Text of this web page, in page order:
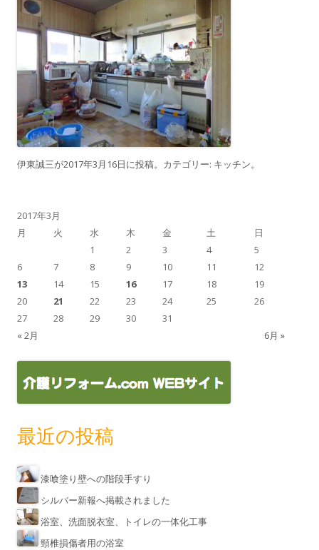
伊東誠三が2017年3月16日に投稿。カテゴリー: キッチン。
2017年3月
月
火 水 木 金 土 日
« 2月 6月 »
1 2 3 4
5
6
7 8 9 10 11
12
13
14 15 16 17 18
19
20
21 22 23 24 25
26
27
28 29 30 31
最近の投稿
漆喰塗り壁への階段手すり
シルバー新報へ掲載されました
浴室、洗面脱衣室、トイレの一体化工事
頸椎損傷者用の浴室